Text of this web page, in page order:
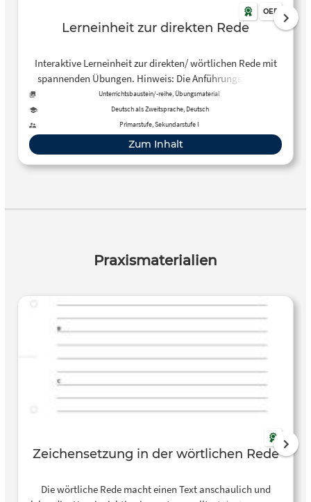
OER
Lerneinheit zur direkten Rede
Interaktive Lerneinheit zur direkten/ wörtlichen Rede mit
spannenden Übungen. Hinweis: Die Anführungszeichen
werden aufgrund des Programms nur oben angezeigt. Bitte
Kinder darauf hinweisen und thematisieren.
Unterrichtsbaustein/-reihe, Übungsmaterial
Deutsch als Zweitsprache, Deutsch
Primarstufe, Sekundarstufe I
Zum Inhalt
Praxismaterialien
Zeichensetzung in der wörtlichen Rede
Die wörtliche Rede macht einen Text anschaulich und